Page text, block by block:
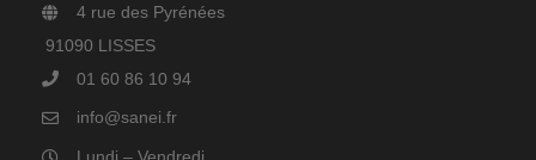
4 rue des Pyrénées
91090 LISSES
01 60 86 10 94
info@sanei.fr